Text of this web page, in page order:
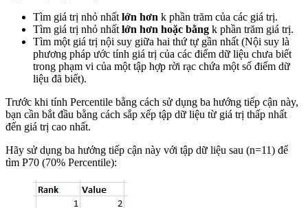
Tìm giá trị nhỏ nhất lớn hơn k phần trăm của các giá trị.
Tìm giá trị nhỏ nhất lớn hơn hoặc bằng k phần trăm giá trị.
Tìm một giá trị nội suy giữa hai thứ tự gần nhất (Nội suy là
phương pháp ước tính giá trị của các điểm dữ liệu chưa biết
trong phạm vi của một tập hợp rời rạc chứa một số điểm dữ
liệu đã biết).
Trước khi tính Percentile bằng cách sử dụng ba hướng tiếp cận này,
bạn cần bắt đầu bằng cách sắp xếp tập dữ liệu từ giá trị thấp nhất
đến giá trị cao nhất.
Hãy sử dụng ba hướng tiếp cận này với tập dữ liệu sau (n=11) để
tìm P70 (70% Percentile):